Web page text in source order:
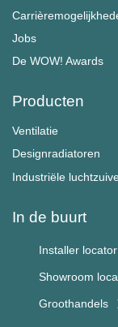
Jobs
De WOW! Awards
Producten
Ventilatie
Designradiatoren
Industriële
In de buurt
Installer locator
Showroom
Groothandels